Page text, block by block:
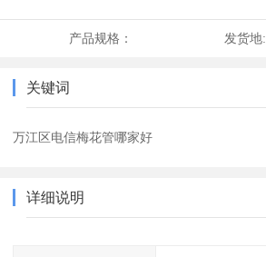
产品规格： 发货地:
关键词
万江区电信梅花管哪家好
详细说明